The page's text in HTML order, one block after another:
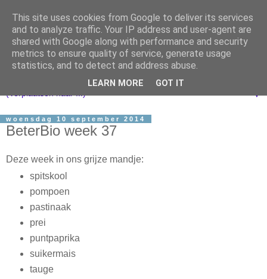
▼
woensdag 10 september 2014
BeterBio week 37
Deze week in ons grijze mandje:
spitskool
pompoen
pastinaak
prei
puntpaprika
suikermais
tauge
This site uses cookies from Google to deliver its services
and to analyze traffic. Your IP address and user-agent are
shared with Google along with performance and security
metrics to ensure quality of service, generate usage
statistics, and to detect and address abuse.
LEARN MORE GOT IT